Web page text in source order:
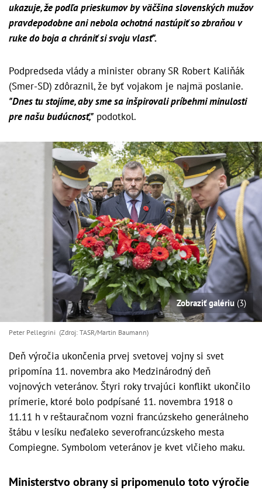
ukazuje, že podľa prieskumov by väčšina slovenských mužov
pravdepodobne ani nebola ochotná nastúpiť so zbraňou v
ruke do boja a chrániť si svoju vlasť".
Podpredseda vlády a minister obrany SR Robert Kaliňák
(Smer-SD) zdôraznil, že byť vojakom je najmä poslanie.
"Dnes tu stojíme, aby sme sa inšpirovali príbehmi minulosti
pre našu budúcnosť," podotkol.
Zobraziť galériu(3)
Peter Pellegrini (Zdroj: TASR/Martin Baumann)
Deň výročia ukončenia prvej svetovej vojny si svet
pripomína 11. novembra ako Medzinárodný deň
vojnových veteránov. Štyri roky trvajúci konflikt ukončilo
prímerie, ktoré bolo podpísané 11. novembra 1918 o
11.11 h v reštauračnom vozni francúzskeho generálneho
štábu v lesíku neďaleko severofrancúzskeho mesta
Compiegne. Symbolom veteránov je kvet vlčieho maku.
Ministerstvo obrany si pripomenulo toto výročie